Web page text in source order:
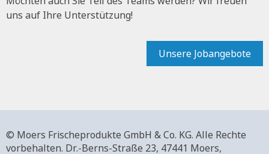
uns auf Ihre Unterstützung!
Unsere Jobangebote
© Moers Frischeprodukte GmbH & Co. KG. Alle Rechte
vorbehalten. Dr.-Berns-Straße 23, 47441 Moers,